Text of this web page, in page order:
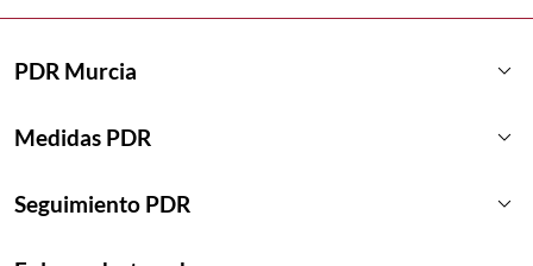
PDR Murcia keyboard_arrow_down
Medidas PDR keyboard_arrow_down
Seguimiento PDR keyboard_arrow_down